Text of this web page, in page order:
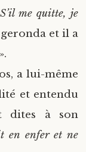
me quitte, je
et il a
a lui-même
et entendu
dites à son
en enfer et ne